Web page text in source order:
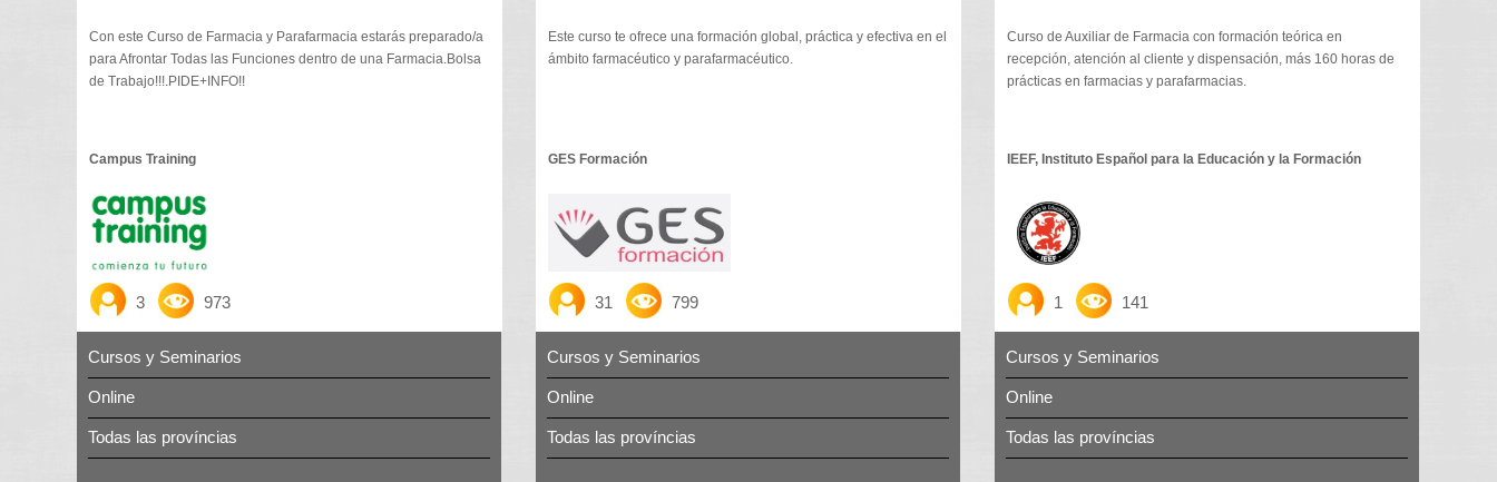
Con este Curso de Farmacia y Parafarmacia estarás preparado/a
para Afrontar Todas las Funciones dentro de una Farmacia.Bolsa
de Trabajo!!!.PIDE+INFO!!
Campus Training
3 973
Cursos y Seminarios
Online
Todas las províncias
Este curso te ofrece una formación global, práctica y efectiva en el
ámbito farmacéutico y parafarmacéutico.
GES Formación
31 799
Cursos y Seminarios
Online
Todas las províncias
Curso de Auxiliar de Farmacia con formación teórica en
recepción, atención al cliente y dispensación, más 160 horas de
prácticas en farmacias y parafarmacias.
IEEF, Instituto Español para la Educación y la Formación
1 141
Cursos y Seminarios
Online
Todas las províncias